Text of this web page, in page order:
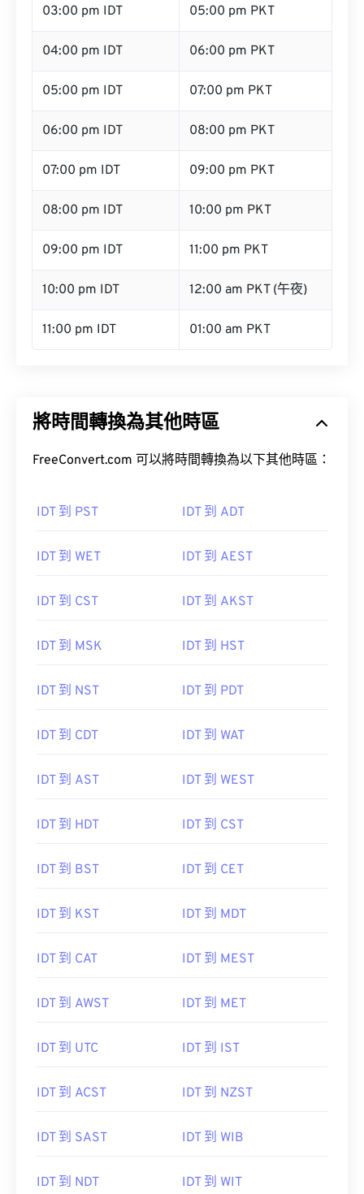
03:00 pm IDT 05:00 pm PKT
04:00 pm IDT 06:00 pm PKT
05:00 pm IDT 07:00 pm PKT
06:00 pm IDT 08:00 pm PKT
07:00 pm IDT 09:00 pm PKT
08:00 pm IDT 10:00 pm PKT
09:00 pm IDT 11:00 pm PKT
10:00 pm IDT 12:00 am PKT (午夜)
11:00 pm IDT 01:00 am PKT
將時間轉換為其他時區
FreeConvert.com 可以將時間轉換為以下其他時區：
IDT 到 PST IDT 到 ADT
IDT 到 WET IDT 到 AEST
IDT 到 CST IDT 到 AKST
IDT 到 MSK IDT 到 HST
IDT 到 NST IDT 到 PDT
IDT 到 CDT IDT 到 WAT
IDT 到 AST IDT 到 WEST
IDT 到 HDT IDT 到 CST
IDT 到 BST IDT 到 CET
IDT 到 KST IDT 到 MDT
IDT 到 CAT IDT 到 MEST
IDT 到 AWST IDT 到 MET
IDT 到 UTC IDT 到 IST
IDT 到 ACST IDT 到 NZST
IDT 到 SAST IDT 到 WIB
IDT 到 NDT IDT 到 WIT